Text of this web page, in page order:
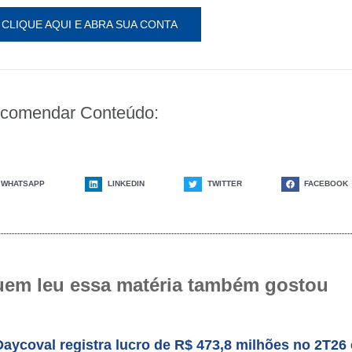
CLIQUE AQUI E ABRA SUA CONTA
Conteúdo:
WHATSAPP LINKEDIN TWITTER FACEBOOK
leu essa matéria também gostou
registra lucro de R$ 473,8 milhões no 2T26